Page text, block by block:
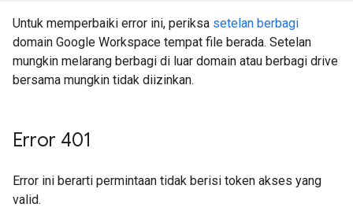
Untuk memperbaiki error ini, periksa setelan berbagi
domain Google Workspace tempat file berada. Setelan
mungkin melarang berbagi di luar domain atau berbagi drive
bersama mungkin tidak diizinkan.
Error 401
Error ini berarti permintaan tidak berisi token akses yang
valid.